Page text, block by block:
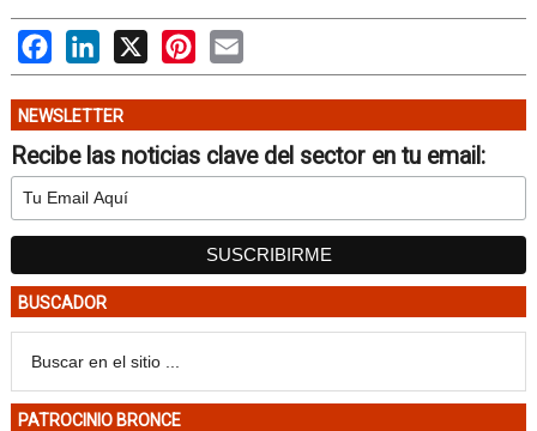
FacebookLinkedIn
X PinterestEmail
NEWSLETTER
Recibe las noticias clave del sector en tu email:
BUSCADOR
PATROCINIO BRONCE